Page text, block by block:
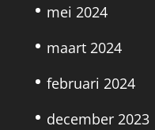
mei 2024
maart 2024
februari 2024
december 2023